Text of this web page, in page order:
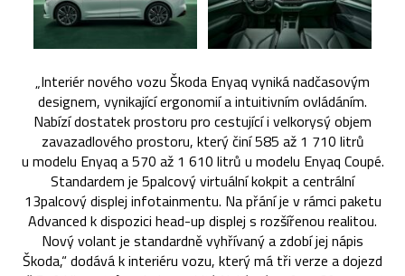
„Interiér nového vozu Škoda Enyaq vyniká nadčasovým
designem, vynikající ergonomií a intuitivním ovládáním.
Nabízí dostatek prostoru pro cestující i velkorysý objem
zavazadlového prostoru, který činí 585 až 1 710 litrů
u modelu Enyaq a 570 až 1 610 litrů u modelu Enyaq Coupé.
Standardem je 5palcový virtuální kokpit a centrální
13palcový displej infotainmentu. Na přání je v rámci paketu
Advanced k dispozici head-up displej s rozšířenou realitou.
Nový volant je standardně vyhřívaný a zdobí jej nápis
Škoda,“ dodává k interiéru vozu, který má tři verze a dojezd